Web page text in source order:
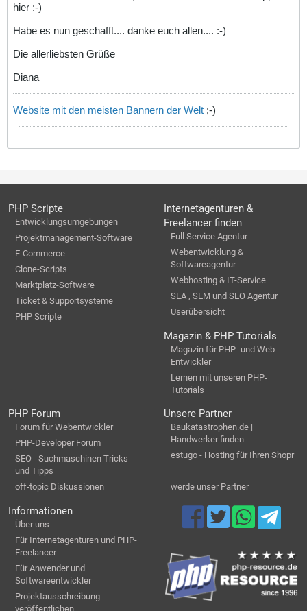
hier :-)
Habe es nun geschafft.... danke euch allen.... :-)
Die allerliebsten Grüße
Diana
Website mit den meisten Bannern der Welt ;-)
PHP Scripte
Entwicklungsumgebungen
Projektmanagement-Software
E-Commerce
Clone-Scripts
Marktplatz-Software
Ticket & Supportsysteme
PHP Scripte
Internetagenturen &
Freelancer finden
Full Service Agentur
Webentwicklung &
Softwareagentur
Webhosting & IT-Service
SEA , SEM und SEO Agentur
Userübersicht
Magazin & PHP Tutorials
Magazin für PHP- und Web-
Entwickler
Lernen mit unseren PHP-
Tutorials
PHP Forum
Forum für Webentwickler
PHP-Developer Forum
SEO - Suchmaschinen Tricks
und Tipps
off-topic Diskussionen
Unsere Partner
Baukatastrophen.de |
Handwerker finden
estugo - Hosting für Ihren Shopr
werde unser Partner
Informationen
Über uns
Für Internetagenturen und PHP-
Freelancer
Für Anwender und
Softwareentwickler
Projektausschreibung
veröffentlichen